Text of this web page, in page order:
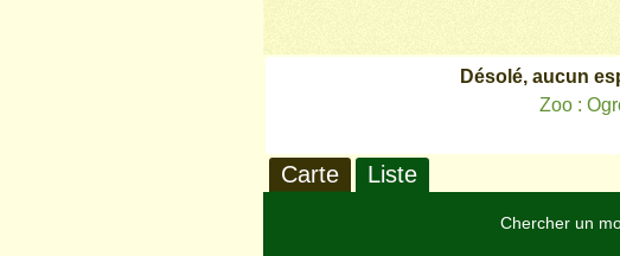
Désolé, aucun
Zoo :
Carte Liste
Chercher un